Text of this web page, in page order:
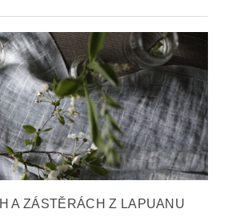
A ZÁSTĚRÁCH Z LAPUANU